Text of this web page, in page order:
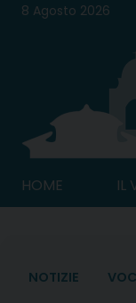
Skip8 Agosto 2026
HOME IL
NOTIZIE